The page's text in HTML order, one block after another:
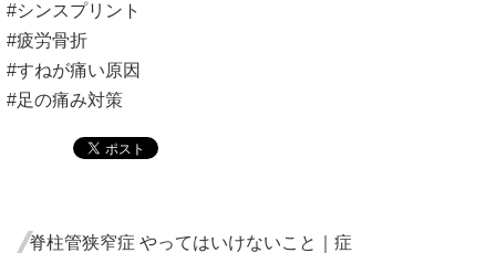
#シンスプリント
#疲労骨折
#すねが痛い原因
#足の痛み対策
脊柱管狭窄症 やってはいけないこと｜症